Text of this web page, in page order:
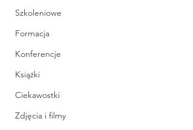
Szkoleniowe
Formacja
Konferencje
Książki
Ciekawostki
Zdjęcia i filmy